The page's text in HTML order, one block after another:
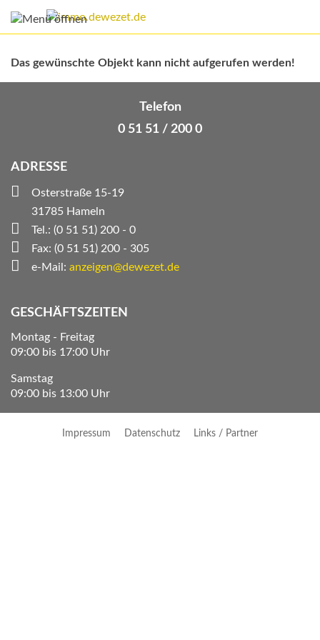
Das gewünschte Objekt kann nicht aufgerufen werden!
Telefon
0 51 51 / 200 0
ADRESSE
Osterstraße 15-19
31785 Hameln
Tel.: (0 51 51) 200 - 0
Fax: (0 51 51) 200 - 305
e-Mail: anzeigen@dewezet.de
GESCHÄFTSZEITEN
Montag - Freitag
09:00 bis 17:00 Uhr
Samstag
09:00 bis 13:00 Uhr
Impressum Datenschutz Links / Partner